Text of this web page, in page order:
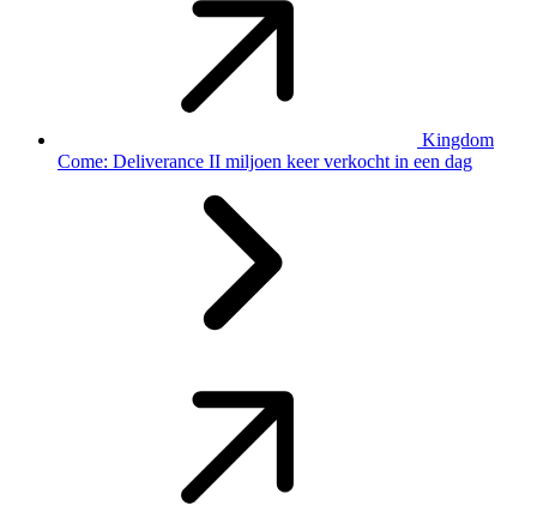
Kingdom
Come: Deliverance II miljoen keer verkocht in een dag